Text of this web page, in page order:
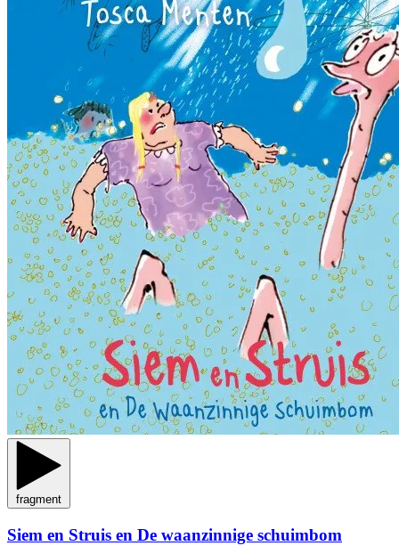
fragment
Siem en Struis en De waanzinnige schuimbom